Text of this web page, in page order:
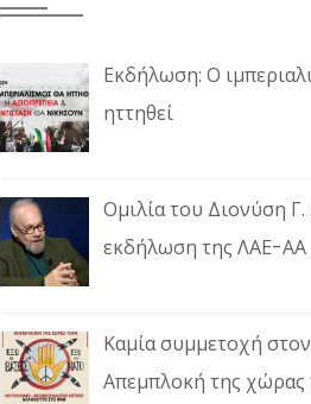
Εκδήλωση: Ο
ηττηθεί
Ομιλία του Διονύση
εκδήλωση της ΛΑΕ-ΑΑ
Καμία συμμετοχή
Απεμπλοκή της